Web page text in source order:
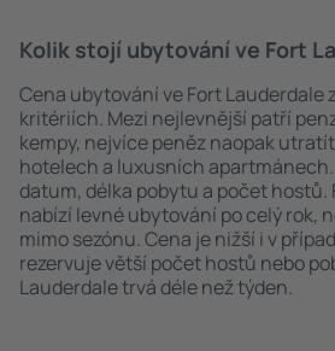
Kolik stojí ubytování ve Fort
Cena ubytování ve Fort Lauderdale
kritériích. Mezi nejlevnější patří
kempy, nejvíce peněz naopak
hotelech a luxusních
datum, délka pobytu a počet hostů.
nabízí levné ubytování po celý rok,
mimo sezónu. Cena je nižší i v
rezervuje větší počet hostů nebo
Lauderdale trvá déle než týden.